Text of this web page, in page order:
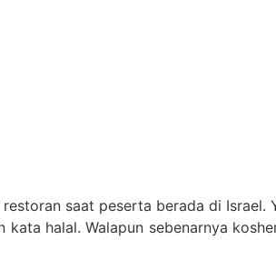
saat peserta berada di Israel.
halal. Walapun sebenarnya